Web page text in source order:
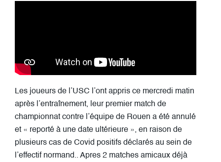
Les joueurs de l’USC l’ont appris ce mercredi matin
après l’entraînement, leur premier match de
championnat contre l’équipe de Rouen a été annulé
et « reporté à une date ultérieure », en raison de
plusieurs cas de Covid positifs déclarés au sein de
l’effectif normand.. Apres 2 matches amicaux déjà